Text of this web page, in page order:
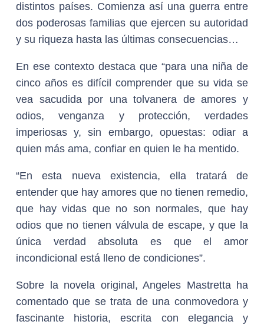
distintos países. Comienza así una guerra entre
dos poderosas familias que ejercen su autoridad
y su riqueza hasta las últimas consecuencias…
En ese contexto destaca que “para una niña de
cinco años es difícil comprender que su vida se
vea sacudida por una tolvanera de amores y
odios, venganza y protección, verdades
imperiosas y, sin embargo, opuestas: odiar a
quien más ama, confiar en quien le ha mentido.
“En esta nueva existencia, ella tratará de
entender que hay amores que no tienen remedio,
que hay vidas que no son normales, que hay
odios que no tienen válvula de escape, y que la
única verdad absoluta es que el amor
incondicional está lleno de condiciones”.
Sobre la novela original, Angeles Mastretta ha
comentado que se trata de una conmovedora y
fascinante historia, escrita con elegancia y